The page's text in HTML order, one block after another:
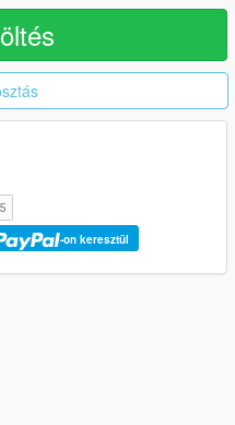
-on keresztül